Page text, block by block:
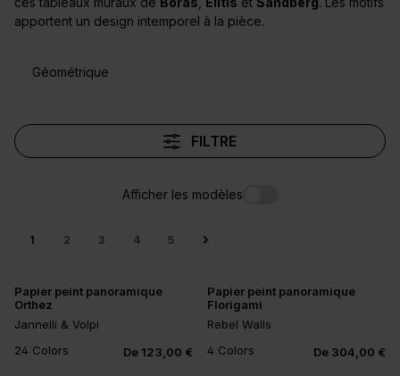
apportent un design intemporel à la pièce.
Géométrique
FILTRE
Afficher les modèles
1 2 3 4 5
Papier peint panoramique
Orthez
Jannelli & Volpi
24 Colors
De 123,00 €
Papier peint panoramique
Florigami
Rebel Walls
4 Colors
De 304,00 €